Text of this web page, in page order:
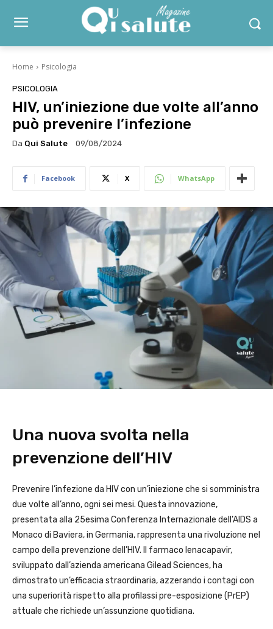
Home Psicologia
PSICOLOGIA
HIV, un’iniezione due volte all’anno
può prevenire l’infezione
Da Qui Salute 09/08/2024
Facebook X WhatsApp
Una nuova svolta nella
prevenzione dell’HIV
Prevenire l’infezione da HIV con un’iniezione che si somministra
due volte all’anno, ogni sei mesi. Questa innovazione,
presentata alla 25esima Conferenza Internazionale dell’AIDS a
Monaco di Baviera, in Germania, rappresenta una rivoluzione nel
campo della prevenzione dell’HIV. Il farmaco lenacapavir,
sviluppato dall’azienda americana Gilead Sciences, ha
dimostrato un’efficacia straordinaria, azzerando i contagi con
una superiorità rispetto alla profilassi pre-esposizione (PrEP)
attuale che richiede un’assunzione quotidiana.